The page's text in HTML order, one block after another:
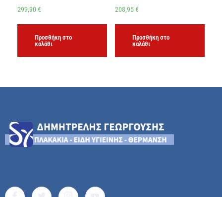
299,90 €
Προσθήκη στο
καλάθι
208,95€
Προσθήκη στο
καλάθι